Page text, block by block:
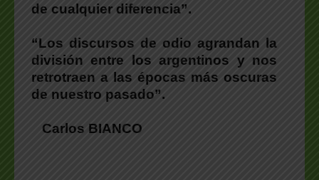
de cualquier diferencia”.
“Los discursos de odio agrandan la
división entre los argentinos y nos
retrotraen a las épocas más oscuras
de nuestro pasado”.
Carlos BIANCO